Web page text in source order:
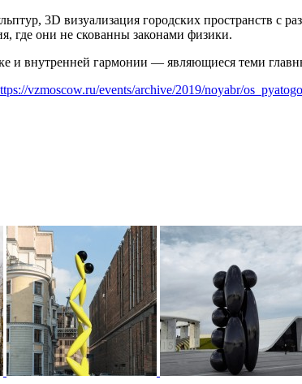
3D визуализация городских пространств с
где они не скованны законами физики.
и внутренней гармонии — являющиеся теми
vzmoscow.ru/events/archive/2019/noyabr/